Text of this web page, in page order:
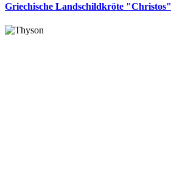
Griechische Landschildkröte "Christos"